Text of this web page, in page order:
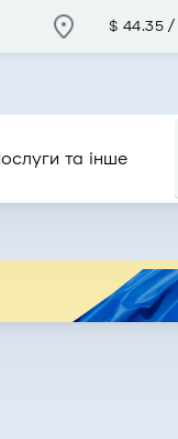
$ 44.35
та інше